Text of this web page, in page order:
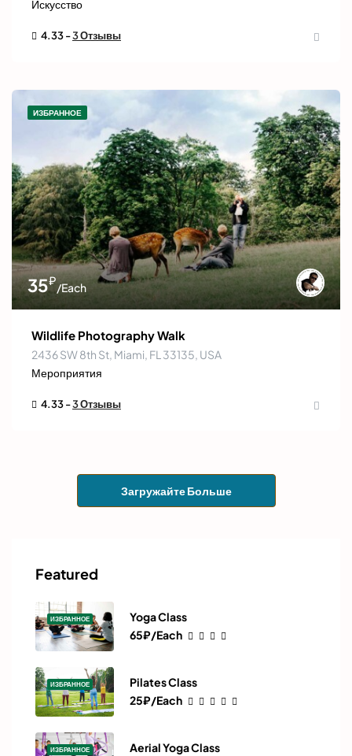
Искусство
4.33 -3 Отзывы
ИЗБРАННОЕ
35₽/Each
Wildlife Photography Walk
2436 SW 8th St, Miami, FL 33135, USA
Мероприятия
4.33 -3 Отзывы
Загружайте Больше
Featured
ИЗБРАННОЕ
Yoga Class
65₽/Each
ИЗБРАННОЕ
Pilates Class
25₽/Each
ИЗБРАННОЕ
Aerial Yoga Class